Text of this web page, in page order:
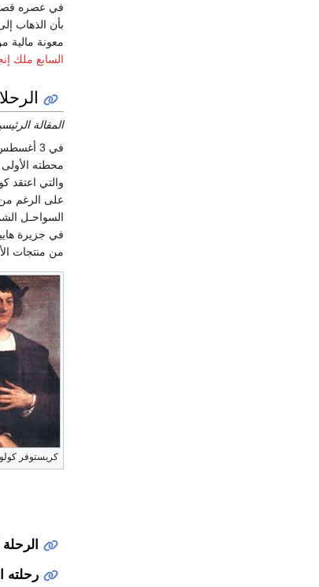
في عصره قصص
معونة مالية
السابع ملك
المقالة
والتي اعتقد
في جزيرة
من منتجات
كريستوفر
رحلته